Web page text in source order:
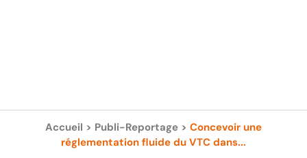
Accueil > Publi-Reportage > Concevoir une
réglementation fluide du VTC dans...